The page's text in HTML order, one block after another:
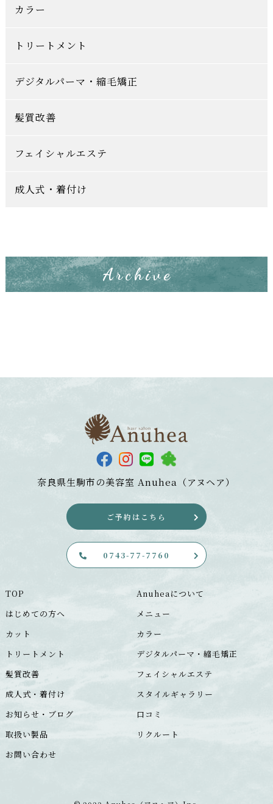
カラー
トリートメント
デジタルパーマ・縮毛矯正
髪質改善
フェイシャルエステ
成人式・着付け
Archive
奈良県生駒市の美容室Anuhea（アヌヘア）
ご予約はこちら
0743-77-7760
TOP
Anuheaについて
はじめての方へ
メニュー
カット
カラー
トリートメント
デジタルパーマ・縮毛矯正
髪質改善
フェイシャルエステ
成人式・着付け
スタイルギャラリー
お知らせ・ブログ
口コミ
取扱い製品
リクルート
お問い合わせ